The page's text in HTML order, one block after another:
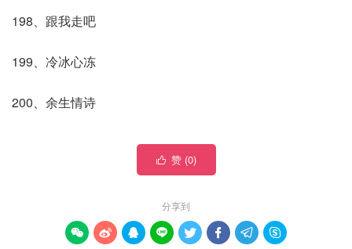
198、跟我走吧
199、冷冰心冻
200、余生情诗
 赞 (0)
分享到
       